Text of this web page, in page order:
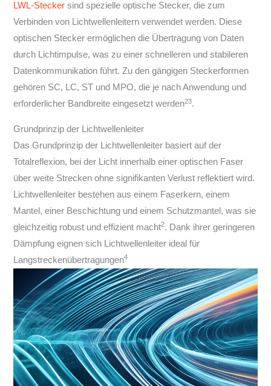
LWL-Stecker sind spezielle optische Stecker, die zum
Verbinden von Lichtwellenleitern verwendet werden. Diese
optischen Stecker ermöglichen die Übertragung von Daten
durch Lichtimpulse, was zu einer schnelleren und stabileren
Datenkommunikation führt. Zu den gängigen Steckerformen
gehören SC, LC, ST und MPO, die je nach Anwendung und
erforderlicher Bandbreite eingesetzt werden23.
Grundprinzip der Lichtwellenleiter
Das Grundprinzip der Lichtwellenleiter basiert auf der
Totalreflexion, bei der Licht innerhalb einer optischen Faser
über weite Strecken ohne signifikanten Verlust reflektiert wird.
Lichtwellenleiter bestehen aus einem Faserkern, einem
Mantel, einer Beschichtung und einem Schutzmantel, was sie
gleichzeitig robust und effizient macht2. Dank ihrer geringeren
Dämpfung eignen sich Lichtwellenleiter ideal für
Langstreckenübertragungen4